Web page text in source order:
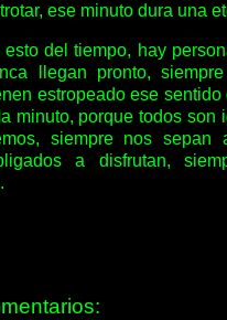
ese minuto dura una
del tiempo, hay
llegan pronto,
estropeado ese
minuto, porque todos son
siempre nos
a disfrutan,